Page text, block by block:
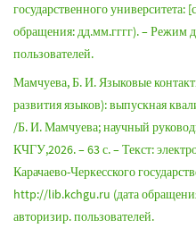
государственного
обращения: дд.мм.гггг). – Режим
пользователей.
Мамчуева, Б. И. Языковые
развития языков): выпускная
/Б. И. Мамчуева; научный
КЧГУ,2026. – 63 с. – Текст:
Карачаево-Черкесского
http://lib.kchgu.ru (дата
авторизир. пользователей.